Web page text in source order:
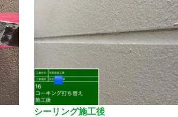
シーリング施工後